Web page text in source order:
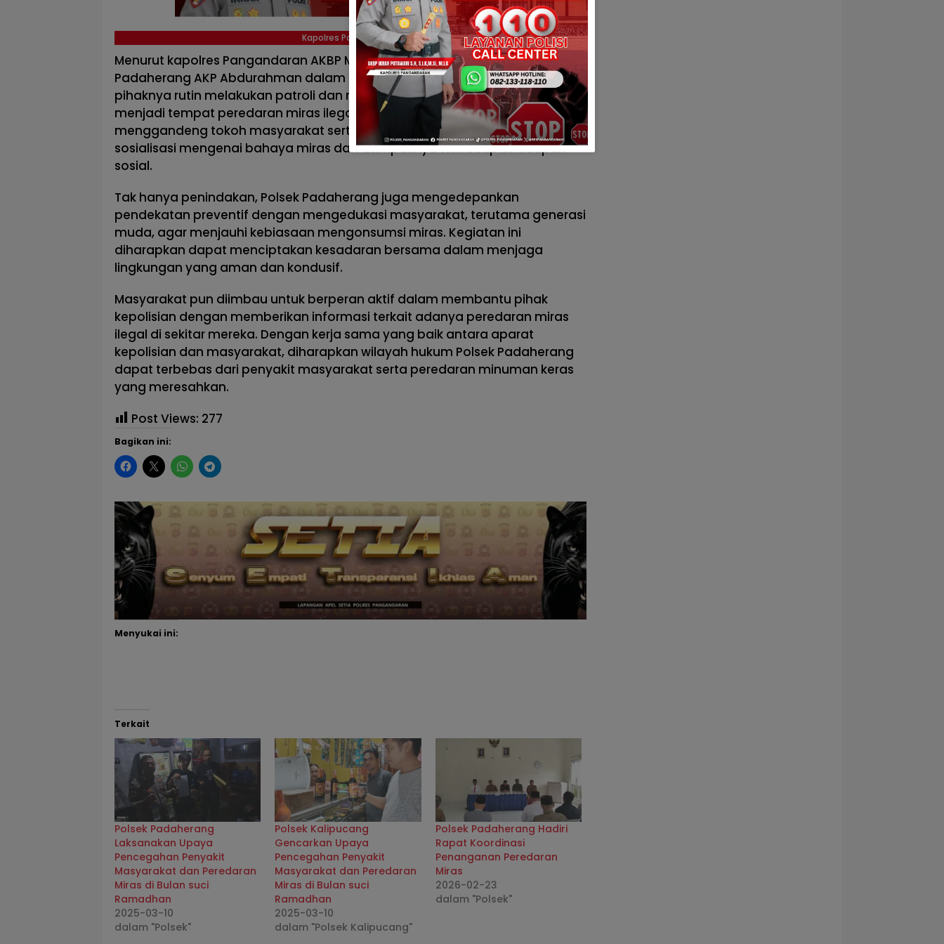
Kapolres Pangandaran
Menurut kapolres Pangandaran AKBP Mujianto., S.I.K., M.H., Melalui Kapolsek
Padaherang AKP Abdurahman dalam keterangannya, menegaskan bahwa
pihaknya rutin melakukan patroli dan razia di berbagai lokasi yang diduga
menjadi tempat peredaran miras ilegal. Selain itu, pihak kepolisian juga
menggandeng tokoh masyarakat serta instansi terkait untuk melakukan
sosialisasi mengenai bahaya miras dan dampaknya terhadap kehidupan
sosial.
Tak hanya penindakan, Polsek Padaherang juga mengedepankan
pendekatan preventif dengan mengedukasi masyarakat, terutama generasi
muda, agar menjauhi kebiasaan mengonsumsi miras. Kegiatan ini
diharapkan dapat menciptakan kesadaran bersama dalam menjaga
lingkungan yang aman dan kondusif.
Masyarakat pun diimbau untuk berperan aktif dalam membantu pihak
kepolisian dengan memberikan informasi terkait adanya peredaran miras
ilegal di sekitar mereka. Dengan kerja sama yang baik antara aparat
kepolisian dan masyarakat, diharapkan wilayah hukum Polsek Padaherang
dapat terbebas dari penyakit masyarakat serta peredaran minuman keras
yang meresahkan.
Post Views: 277
Bagikan ini:
Menyukai ini:
Terkait
Polsek Padaherang
Laksanakan Upaya
Pencegahan Penyakit
Masyarakat dan Peredaran
Miras di Bulan suci
Ramadhan
2025-03-10
dalam "Polsek"
Polsek Kalipucang
Gencarkan Upaya
Pencegahan Penyakit
Masyarakat dan Peredaran
Miras di Bulan suci
Ramadhan
2025-03-10
dalam "Polsek Kalipucang"
Polsek Padaherang Hadiri
Rapat Koordinasi
Penanganan Peredaran
Miras
2026-02-23
dalam "Polsek"